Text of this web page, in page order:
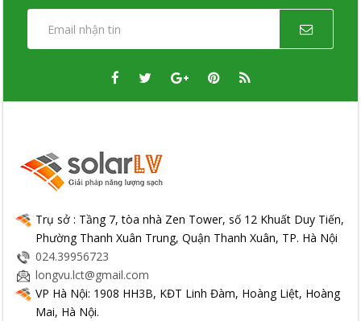
Trụ sở : Tầng 7, tòa nhà Zen Tower, số 12 Khuất Duy Tiến,
Phường Thanh Xuân Trung, Quận Thanh Xuân, TP. Hà Nội
024.39956723
longvu.lct@gmail.com
VP Hà Nội: 1908 HH3B, KĐT Linh Đàm, Hoàng Liệt, Hoàng
Mai, Hà Nội.